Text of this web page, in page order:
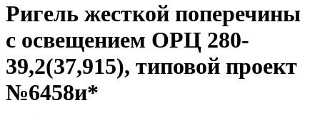
Ригель жесткой поперечины
с освещением ОРЦ 280-
39,2(37,915), типовой проект
№6458и*